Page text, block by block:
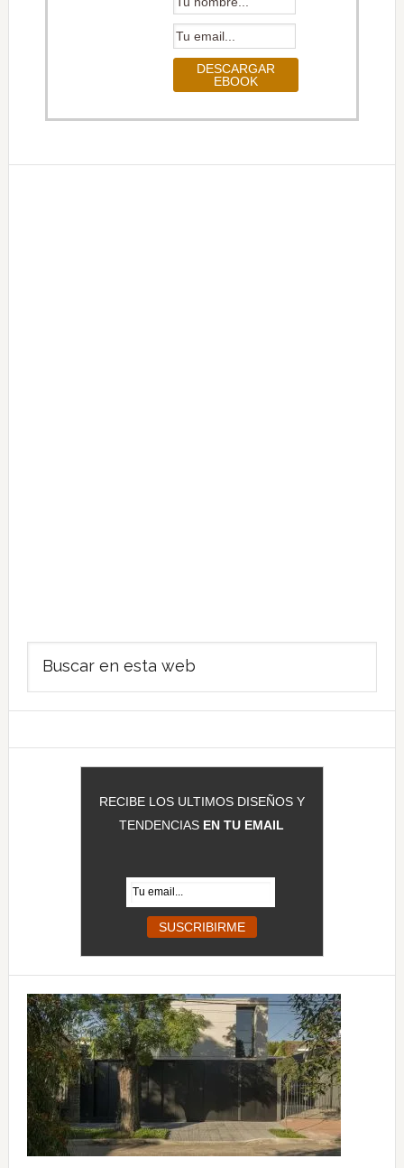
Barra
lateral
principal
RECIBE LOS ULTIMOS DISEÑOS Y
TENDENCIAS EN TU EMAIL